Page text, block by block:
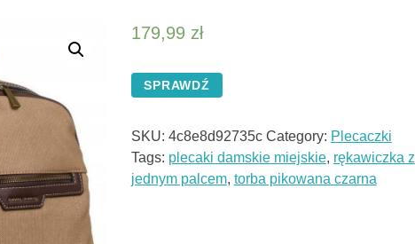
179,99 zł
SPRAWDŹ
SKU: 4c8e8d92735c Category: Plecaczki
Tags: plecaki damskie miejskie, rękawiczka z
jednym palcem, torba pikowana czarna